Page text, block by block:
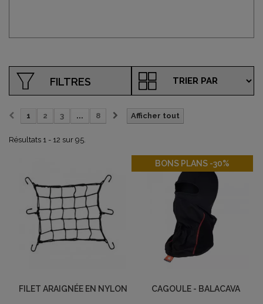
FILTRES
Afficher tout
1 2 3 ... 8
Résultats 1 - 12 sur 95.
FILET ARAIGNÉE EN NYLON
BONS PLANS -30%
CAGOULE - BALACAVA
-30%